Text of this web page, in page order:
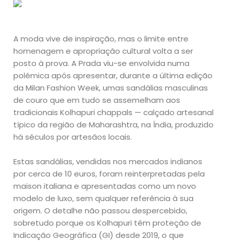
A moda vive de inspiração, mas o limite entre
homenagem e apropriação cultural volta a ser
posto à prova. A Prada viu-se envolvida numa
polémica após apresentar, durante a última edição
da Milan Fashion Week, umas sandálias masculinas
de couro que em tudo se assemelham aos
tradicionais Kolhapuri chappals — calçado artesanal
típico da região de Maharashtra, na Índia, produzido
há séculos por artesãos locais.
Estas sandálias, vendidas nos mercados indianos
por cerca de 10 euros, foram reinterpretadas pela
maison italiana e apresentadas como um novo
modelo de luxo, sem qualquer referência à sua
origem. O detalhe não passou despercebido,
sobretudo porque os Kolhapuri têm proteção de
Indicação Geográfica (GI) desde 2019, o que